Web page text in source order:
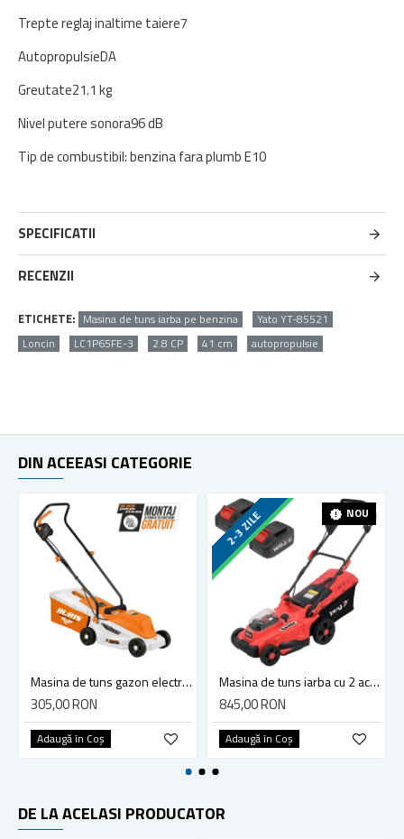
Trepte reglaj inaltime taiere7
AutopropulsieDA
Greutate21.1 kg
Nivel putere sonora96 dB
Tip de combustibil: benzina fara plumb E10
SPECIFICATII
RECENZII
ETICHETE: Masina de tuns iarba pe benzina
Yato YT-85521
Loncin
LC1P65FE-3 2.8 CP 41 cm autopropulsie
DIN ACEEASI CATEGORIE
Masina de tuns gazon electrica, RURIS RXE 1200, 1200 W, 30L
305,00 RON
Adaugă în Coş
NOU
LIVRARE GRATUITA
2-3 ZILE
Masina de tuns iarba cu 2 acumulatori, Yato YT-85222, Li-Ion, 18 V, 4 Ah, 37 cm, 35 l
845,00 RON
Adaugă în Coş
DE LA ACELASI PRODUCATOR